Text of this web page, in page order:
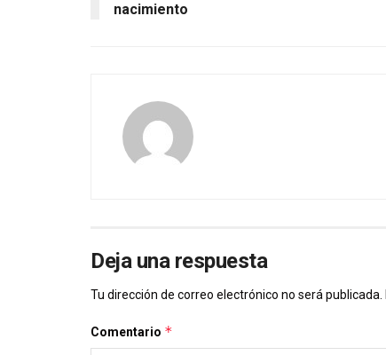
nacimiento
Deja una respuesta
Tu dirección de correo electrónico no será publicada.
Comentario *